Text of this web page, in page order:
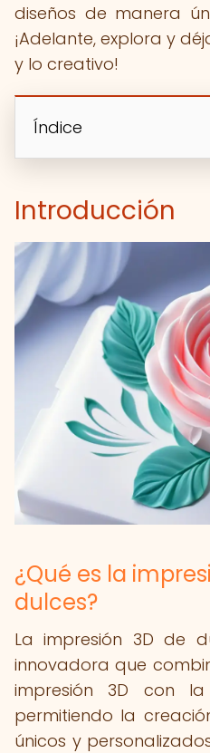
diseños de manera
¡Adelante, explora y
y lo creativo!
Índice
Introducción
¿Qué es la
dulces?
La impresión 3D de
innovadora que
impresión 3D con
permitiendo la
únicos y